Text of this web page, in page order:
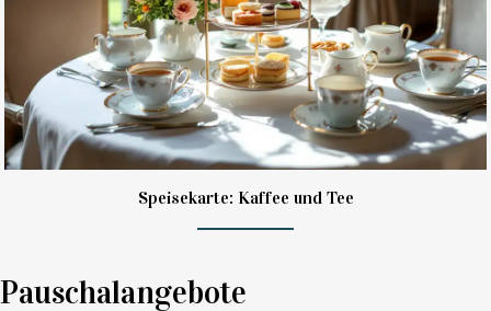
Speisekarte: Kaffee und Tee
Pauschalangebote